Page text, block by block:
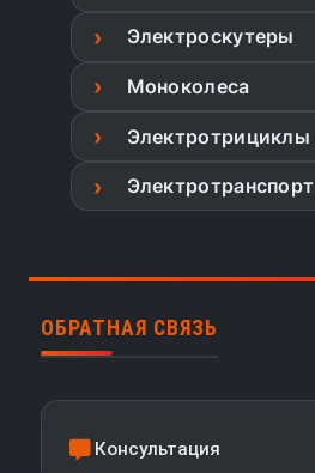
Электроскутеры
Моноколеса
Электротрициклы
Электротранспорт
ОБРАТНАЯ СВЯЗЬ
Консультация